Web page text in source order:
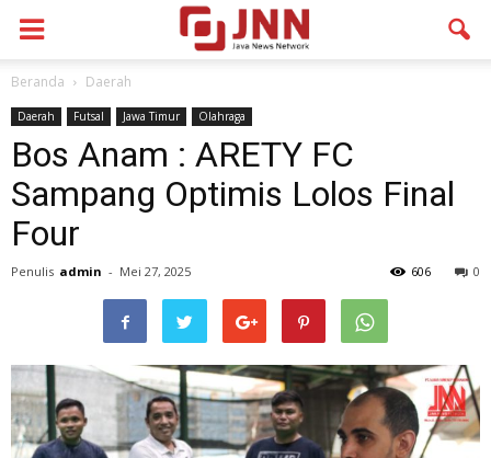
Beranda Daerah
Daerah Futsal Jawa Timur Olahraga
Bos Anam : ARETY FC
Sampang Optimis Lolos Final
Four
Penulis admin - Mei 27, 2025 0
606